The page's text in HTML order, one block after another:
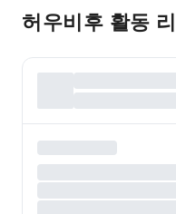
허우비후 활동